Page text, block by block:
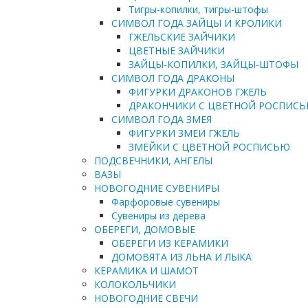
Тигры-копилки, тигры-штофы
СИМВОЛ ГОДА ЗАЙЦЫ И КРОЛИКИ
ГЖЕЛЬСКИЕ ЗАЙЧИКИ
ЦВЕТНЫЕ ЗАЙЧИКИ
ЗАЙЦЫ-КОПИЛКИ, ЗАЙЦЫ-ШТОФЫ
СИМВОЛ ГОДА ДРАКОНЫ
ФИГУРКИ ДРАКОНОВ ГЖЕЛЬ
ДРАКОНЧИКИ С ЦВЕТНОЙ
СИМВОЛ ГОДА ЗМЕЯ
ФИГУРКИ ЗМЕИ ГЖЕЛЬ
ЗМЕЙКИ С ЦВЕТНОЙ РОСПИСЬЮ
ПОДСВЕЧНИКИ, АНГЕЛЫ
ВАЗЫ
НОВОГОДНИЕ СУВЕНИРЫ
Фарфоровые сувениры
Сувениры из дерева
ОБЕРЕГИ, ДОМОВЫЕ
ОБЕРЕГИ ИЗ КЕРАМИКИ
ДОМОВЯТА ИЗ ЛЬНА И ЛЫКА
КЕРАМИКА И ШАМОТ
КОЛОКОЛЬЧИКИ
НОВОГОДНИЕ СВЕЧИ